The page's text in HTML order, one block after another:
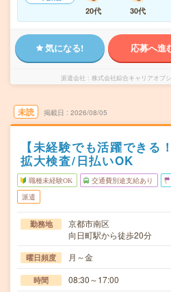
20代
30代
気になる! 応募へ進
派遣会社 株式会社綜合キャリアオプ
未読 掲載日 2026/08/05
【未経験でも活躍できる
拡大検査/日払いOK
職種未経験OK 交通費別途支給あり
派遣
勤務地
京都市南区
向日町駅から徒歩20分
曜日頻度 月～金
時間 08:30～17:00